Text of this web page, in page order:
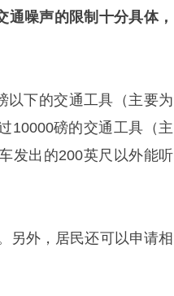
噪声的限制十分具体，
以下的交通工具（主要为
10000磅的交通工具（主
发出的200英尺以外能听
另外，居民还可以申请相